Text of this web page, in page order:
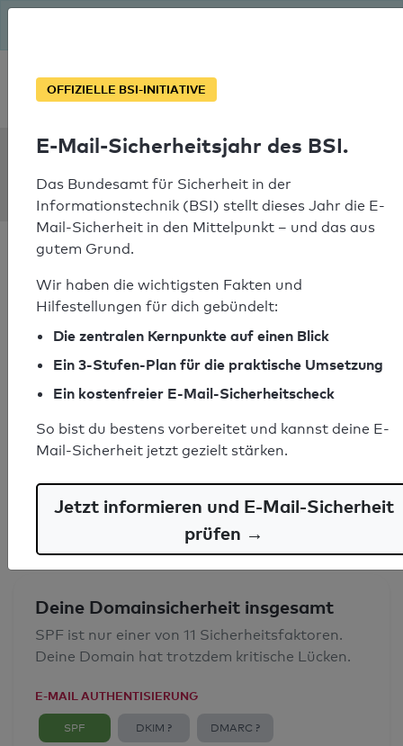
Soforthilfe bei Notfällen
rp.edu.sg
SPF-Check bestanden
Ihr SPF-Record Prüfergebnis
Syntaxprüfung: 0 Fehler
E-Mail-Spoofingschutz: Gut
Deine Domainsicherheit insgesamt
SPF ist nur einer von 11 Sicherheitsfaktoren.
Deine Domain hat trotzdem kritische Lücken.
E-MAIL AUTHENTISIERUNG
SPF DKIM ? DMARC ?
OFFIZIELLE BSI-INITIATIVE
E-Mail-Sicherheitsjahr des BSI.
Das Bundesamt für Sicherheit in der
Informationstechnik (BSI) stellt dieses Jahr die E-
Mail-Sicherheit in den Mittelpunkt – und das aus
gutem Grund.
Wir haben die wichtigsten Fakten und
Hilfestellungen für dich gebündelt:
Die zentralen Kernpunkte auf einen Blick
Ein 3-Stufen-Plan für die praktische Umsetzung
Ein kostenfreier E-Mail-Sicherheitscheck
So bist du bestens vorbereitet und kannst deine E-
Mail-Sicherheit jetzt gezielt stärken.
Jetzt informieren und E-Mail-Sicherheit
prüfen →